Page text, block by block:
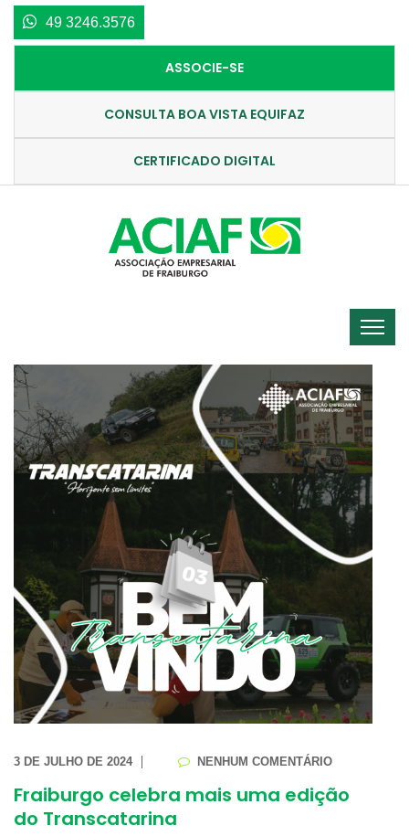
49 3246.3576
ASSOCIE-SE
CONSULTA BOA VISTA EQUIFAZ
CERTIFICADO DIGITAL
3 DE JULHO DE 2024 NENHUM COMENTÁRIO
Fraiburgo celebra mais uma edição
do Transcatarina